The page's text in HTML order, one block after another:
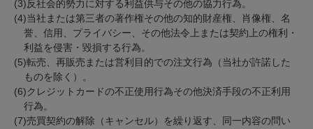
(3)反社会的勢力に対する利益供与その他の協力行為。
(4)当社または第三者の著作権その他の知的財産権、肖像権、名
誉、信用、プライバシー、その他法令上または契約上の権利・
利益を侵害・毀損する行為。
(5)転売、再販売または営利目的での注文行為（当社が許諾した
ものを除く）。
(6)クレジットカードの不正使用行為その他決済手段の不正利用
行為。
(7)売買契約の解除（キャンセル）を繰り返す、同一内容の問い